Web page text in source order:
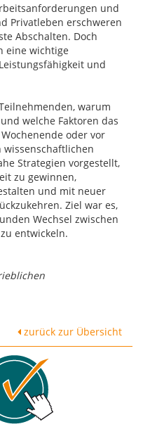
und
Privatleben erschweren
Abschalten. Doch
eine wichtige
und
warum
welche Faktoren das
oder vor
Strategien vorgestellt,
zu gewinnen,
und mit neuer
Ziel war es,
Wechsel zwischen
entwickeln.
zurück zur Übersicht